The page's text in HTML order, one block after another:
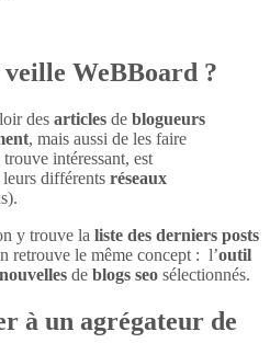
WeBBoard ?
des articles de blogueurs
, mais aussi de les faire
intéressant, est
différents réseaux
y trouve la liste des derniers posts
retrouve le même concept : l’outil
de blogs seo sélectionnés.
à un agrégateur de